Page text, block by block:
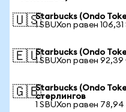
🇺🇸Starbucks (Ondo
1 SBUXon равен 106,31
🇪🇺Starbucks (Ondo
1 SBUXon равен
🇬🇧Starbucks (Ondo
стерлингов
1 SBUXon равен 78,94